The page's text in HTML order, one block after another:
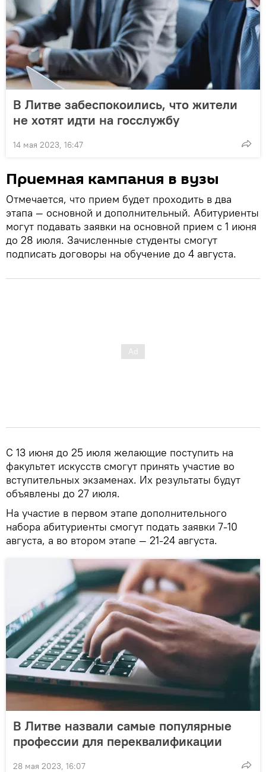
В Литве забеспокоились, что жители
не хотят идти на госслужбу
14 мая 2023, 16:47
Приемная кампания в вузы
Отмечается, что прием будет проходить в два
этапа — основной и дополнительный. Абитуриенты
могут подавать заявки на основной прием с 1 июня
до 28 июля. Зачисленные студенты смогут
подписать договоры на обучение до 4 августа.
С 13 июня до 25 июля желающие поступить на
факультет искусств смогут принять участие во
вступительных экзаменах. Их результаты будут
объявлены до 27 июля.
На участие в первом этапе дополнительного
набора абитуриенты смогут подать заявки 7-10
августа, а во втором этапе — 21-24 августа.
В Литве назвали самые популярные
профессии для переквалификации
28 мая 2023, 16:07